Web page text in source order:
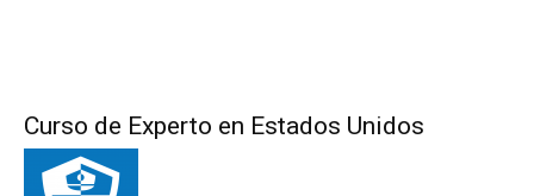
Curso de Experto en Estados Unidos